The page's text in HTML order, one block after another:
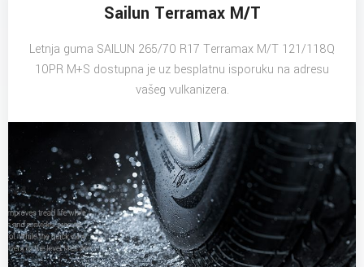
Sailun Terramax M/T
Letnja guma SAILUN 265/70 R17 Terramax M/T 121/118Q
10PR M+S dostupna je uz besplatnu isporuku na adresu
vašeg vulkanizera.